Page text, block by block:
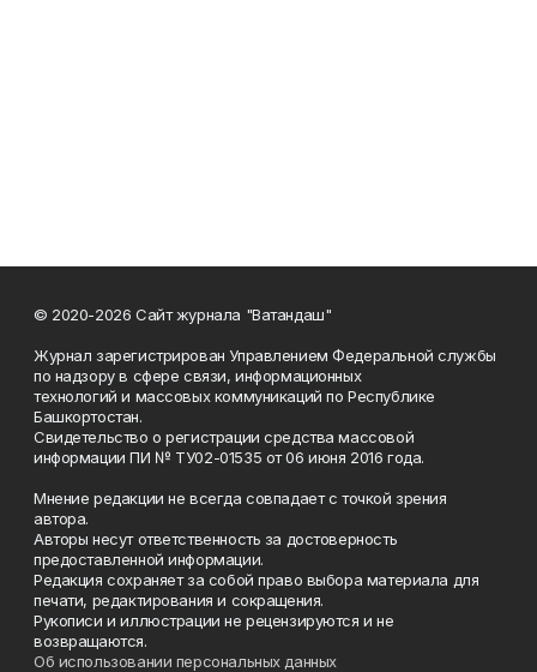
© 2020-2026 Сайт журнала "Ватандаш"
Журнал зарегистрирован Управлением Федеральной службы
по надзору в сфере связи, информационных
технологий и массовых коммуникаций по Республике
Башкортостан.
Свидетельство о регистрации средства массовой
информации ПИ № ТУ02-01535 от 06 июня 2016 года.
Мнение редакции не всегда совпадает с точкой зрения
автора.
Авторы несут ответственность за достоверность
предоставленной информации.
Редакция сохраняет за собой право выбора материала для
печати, редактирования и сокращения.
Рукописи и иллюстрации не рецензируются и не
возвращаются.
Об использовании персональных данных